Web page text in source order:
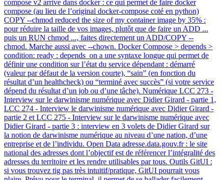
compose v2 arrive dans docker : ce qui permet de faire docker
compose (au lieu de l’original docker-compose coté en python)
COPY --chmod reduced the size of my container image by 35% :
pour réduire la taille de vos images, plutôt que de faire un ADD ...
puis un RUN chmod ..., faites directement un ADD/COPY --
chmod. Marche aussi avec --chown. Docker Compose > depends >
condition: ready : depends_on a une syntaxe longue qui permet de
définir une condition sur l’état du service dépendant : démarré
(valeur par défaut de la version courte), “sain” (en fonction du
résultat d’un healthcheck) ou “terminé avec succès” (si votre service
dépend du résultat d’un job ou d’une tâche). Numérique LCC 273 -
Interview sur le darwinisme numérique avec Didier Girard - partie 1,
LCC 274 - Interview le darwinisme numérique avec Didier Girard -
partie 2 et LCC 275 - Interview sur le darwinisme numérique avec
Didier Girard - partie 3 : interview en 3 volets de Didier Girard sur
la notion de darwinisme numérique au niveau d’une nation, d’une
entreprise et de l’individu. Open Data adresse.data.gouv.fr : le site
national des adresses dont l’objectif est de référencer l’intégralité des
adresses du territoire et les rendre utilisables par tous. Outils GitUI :
si vous trouvez tig pas très intuitif/pratique, GitUI pourrait vous